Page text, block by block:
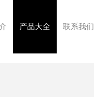
产品大全 联系我们